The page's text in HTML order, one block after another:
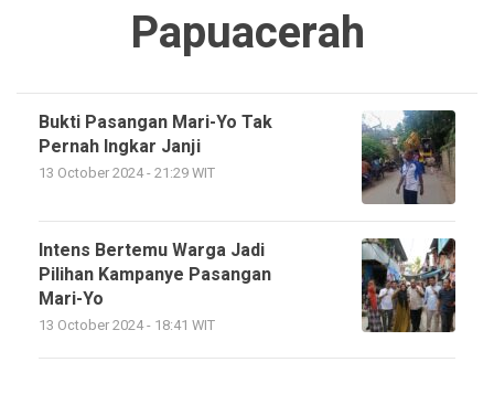
Papuacerah
Bukti Pasangan Mari-Yo Tak
Pernah Ingkar Janji
13 October 2024 - 21:29 WIT
Intens Bertemu Warga Jadi
Pilihan Kampanye Pasangan
Mari-Yo
13 October 2024 - 18:41 WIT